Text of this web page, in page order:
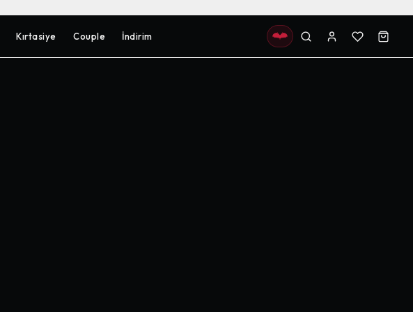
Kırtasiye Couple İndirim